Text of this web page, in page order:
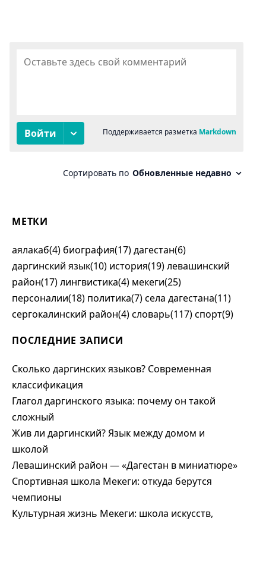
МЕТКИ
аялакаб(4) биография(17)дагестан(6)
даргинский язык(10) история(19)левашинский
район(17)лингвистика(4) мекеги(25)
персоналии(18) политика(7)села дагестана(11)
сергокалинский район(4)словарь(117)спорт(9)
ПОСЛЕДНИЕ ЗАПИСИ
Сколько даргинских языков? Современная
классификация
Глагол даргинского языка: почему он такой
сложный
Жив ли даргинский? Язык между домом и
школой
Левашинский район — «Дагестан в миниатюре»
Спортивная школа Мекеги: откуда берутся
чемпионы
Культурная жизнь Мекеги: школа искусств,